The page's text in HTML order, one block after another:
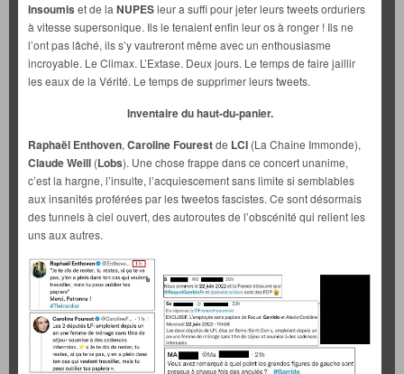
Insoumis et de la NUPESleur a suffi pour jeter leurs tweets orduriers
à vitesse supersonique. Ils le tenaient enfin leur os à ronger ! Ils ne
l’ont pas lâché, ils s’y vautreront même avec un enthousiasme
incroyable. Le Climax. L’Extase. Deux jours. Le temps de faire jaillir
les eaux de la Vérité. Le temps de supprimer leurs tweets.
Inventaire du haut-du-panier.
Raphaël Enthoven, Caroline Fourestde LCI (La Chaîne Immonde),
Claude Weill (Lobs). Une chose frappe dans ce concert unanime,
c’est la hargne, l’insulte, l’acquiescement sans limite si semblables
aux insanités proférées par les tweetos fascistes. Ce sont désormais
des tunnels à ciel ouvert, des autoroutes de l’obscénité qui relient les
uns aux autres.